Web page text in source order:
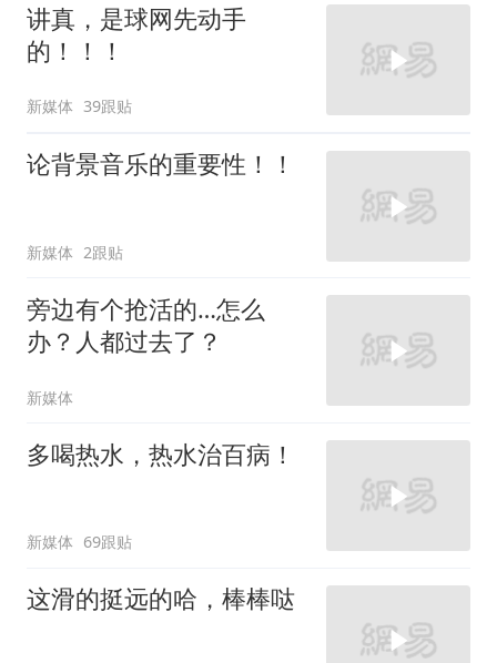
讲真，是球网先动手
的！！！
新媒体 39跟贴
论背景音乐的重要性！！
新媒体 2跟贴
旁边有个抢活的…怎么
办？人都过去了？
新媒体
多喝热水，热水治百病！
新媒体 69跟贴
这滑的挺远的哈，棒棒哒